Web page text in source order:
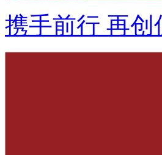
携手前行 再创